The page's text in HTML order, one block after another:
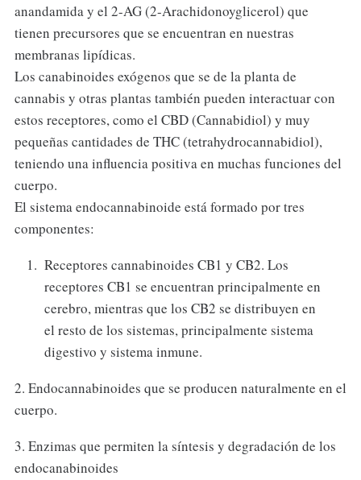
anandamida y el 2-AG (2-Arachidonoyglicerol) que
tienen precursores que se encuentran en nuestras
membranas lipídicas.
Los canabinoides exógenos que se de la planta de
cannabis y otras plantas también pueden interactuar con
estos receptores, como el CBD (Cannabidiol) y muy
pequeñas cantidades de THC (tetrahydrocannabidiol),
teniendo una influencia positiva en muchas funciones del
cuerpo.
El sistema endocannabinoide está formado por tres
componentes:
Receptores cannabinoides CB1 y CB2. Los
receptores CB1 se encuentran principalmente en
cerebro, mientras que los CB2 se distribuyen en
el resto de los sistemas, principalmente sistema
digestivo y sistema inmune.
2. Endocannabinoides que se producen naturalmente en el
cuerpo.
3. Enzimas que permiten la síntesis y degradación de los
endocanabinoides